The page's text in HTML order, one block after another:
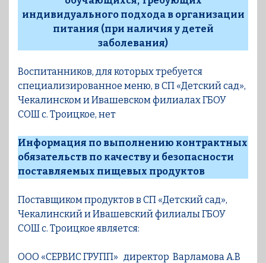
индивидуального подхода в организации
питания (при наличия у детей
заболевания)
Воспитанников, для которых требуется
специализированное меню, в СП «Детский сад»,
Чекалинском и Ивашевском филиалах ГБОУ
СОШ с. Троицкое, нет
Информация по выполнению контрактных
обязательств по качеству и безопасности
поставляемых пищевых продуктов
Поставщиком продуктов в СП «Детский сад»,
Чекалинский и Ивашевский филиалы ГБОУ
СОШ с. Троицкое является:
ООО «СЕРВИС ГРУПП» директор Варламова А.В